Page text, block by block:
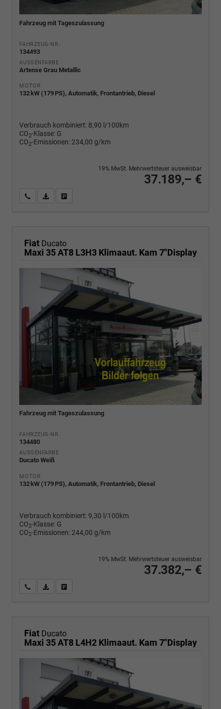
Fahrzeug mit Tageszulassung
FAHRZEUG-NR.
134493
AUSSENFARBE
Artense Grau Metallic
MOTOR
132 kW (179 PS), Automatik, Frontantrieb, Diesel
Verbrauch kombiniert: 8,90 l/100km
CO2-Klasse: G
CO2-Emissionen: 234,00 g/km
37.189,– €
19% MwSt. Mehrwertsteuer ausweisbar
Wir rufen Sie anPDF-Fahrzeugexposé drucken
Fiat Ducato
Maxi 35 AT8 L3H3 Klimaaut. Kam 7"Display
Fahrzeug mit Tageszulassung
FAHRZEUG-NR.
134480
AUSSENFARBE
Ducato Weiß
MOTOR
132 kW (179 PS), Automatik, Frontantrieb, Diesel
Verbrauch kombiniert:9,30 l/100km
CO2-Klasse: G
CO2-Emissionen: 244,00 g/km
37.382,– €
19% MwSt. Mehrwertsteuer ausweisbar
Wir rufen Sie anPDF-Fahrzeugexposé drucken
Fiat Ducato
Maxi 35 AT8 L4H2 Klimaaut. Kam 7"Display